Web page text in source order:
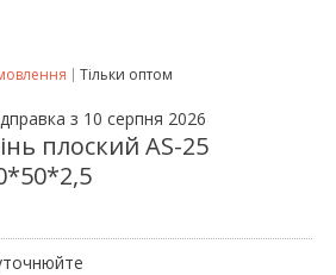
Тільки оптом
з 10 серпня 2026
плоский AS-25